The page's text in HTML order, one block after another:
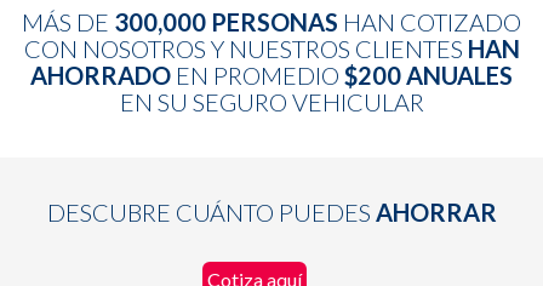
MÁS DE 300,000 PERSONAS HAN COTIZADO
CON NOSOTROS Y NUESTROS CLIENTES HAN
AHORRADO EN PROMEDIO $200 ANUALES
EN SU SEGURO VEHICULAR
DESCUBRE CUÁNTO PUEDES AHORRAR
Cotiza aquí